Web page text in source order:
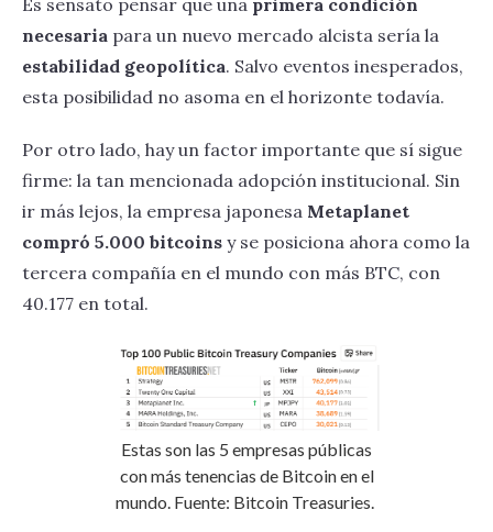
Es sensato pensar que una primera condición
necesaria para un nuevo mercado alcista sería la
estabilidad geopolítica. Salvo eventos inesperados,
esta posibilidad no asoma en el horizonte todavía.
Por otro lado, hay un factor importante que sí sigue
firme: la tan mencionada adopción institucional. Sin
ir más lejos, la empresa japonesa Metaplanet
compró 5.000 bitcoins y se posiciona ahora como la
tercera compañía en el mundo con más BTC, con
40.177 en total.
Estas son las 5 empresas públicas
con más tenencias de Bitcoin en el
mundo. Fuente: Bitcoin Treasuries.